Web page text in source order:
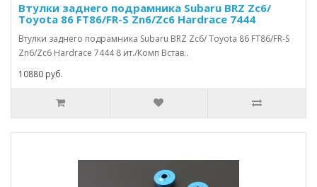
Втулки заднего подрамника Subaru BRZ Zc6/
Toyota 86 FT86/FR-S Zn6/Zc6 Hardrace 7444
Втулки заднего подрамника Subaru BRZ Zc6/ Toyota 86 FT86/FR-S
Zn6/Zc6 Hardrace 7444 8 ит./Комп Встав..
10880 руб.